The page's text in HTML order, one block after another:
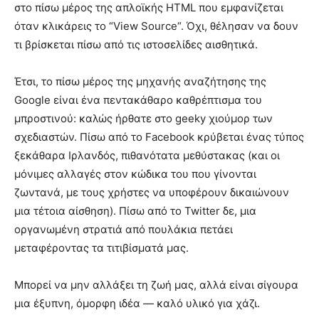
στο πίσω μέρος της απλοϊκής HTML που εμφανίζεται
όταν κλικάρεις το “View Source“. Όχι, θέλησαν να δουν
τι βρίσκεται πίσω από τις ιστοσελίδες αισθητικά.
Έτσι, το πίσω μέρος της μηχανής αναζήτησης της
Google είναι ένα πεντακάθαρο καθρέπτισμα του
μπροστινού: καλώς ήρθατε στο geeky χιούμορ των
σχεδιαστών. Πίσω από το Facebook κρύβεται ένας τύπος
ξεκάθαρα Ιρλανδός, πιθανότατα μεθύστακας (και οι
μόνιμες αλλαγές στον κώδικα του που γίνονται
ζωντανά, με τους χρήστες να υποφέρουν δικαιώνουν
μια τέτοια αίσθηση). Πίσω από το Twitter δε, μια
οργανωμένη στρατιά από πουλάκια πετάει
μεταφέροντας τα τιτιβίσματά μας.
Μπορεί να μην αλλάξει τη ζωή μας, αλλά είναι σίγουρα
μια έξυπνη, όμορφη ιδέα — καλό υλικό για χάζι.